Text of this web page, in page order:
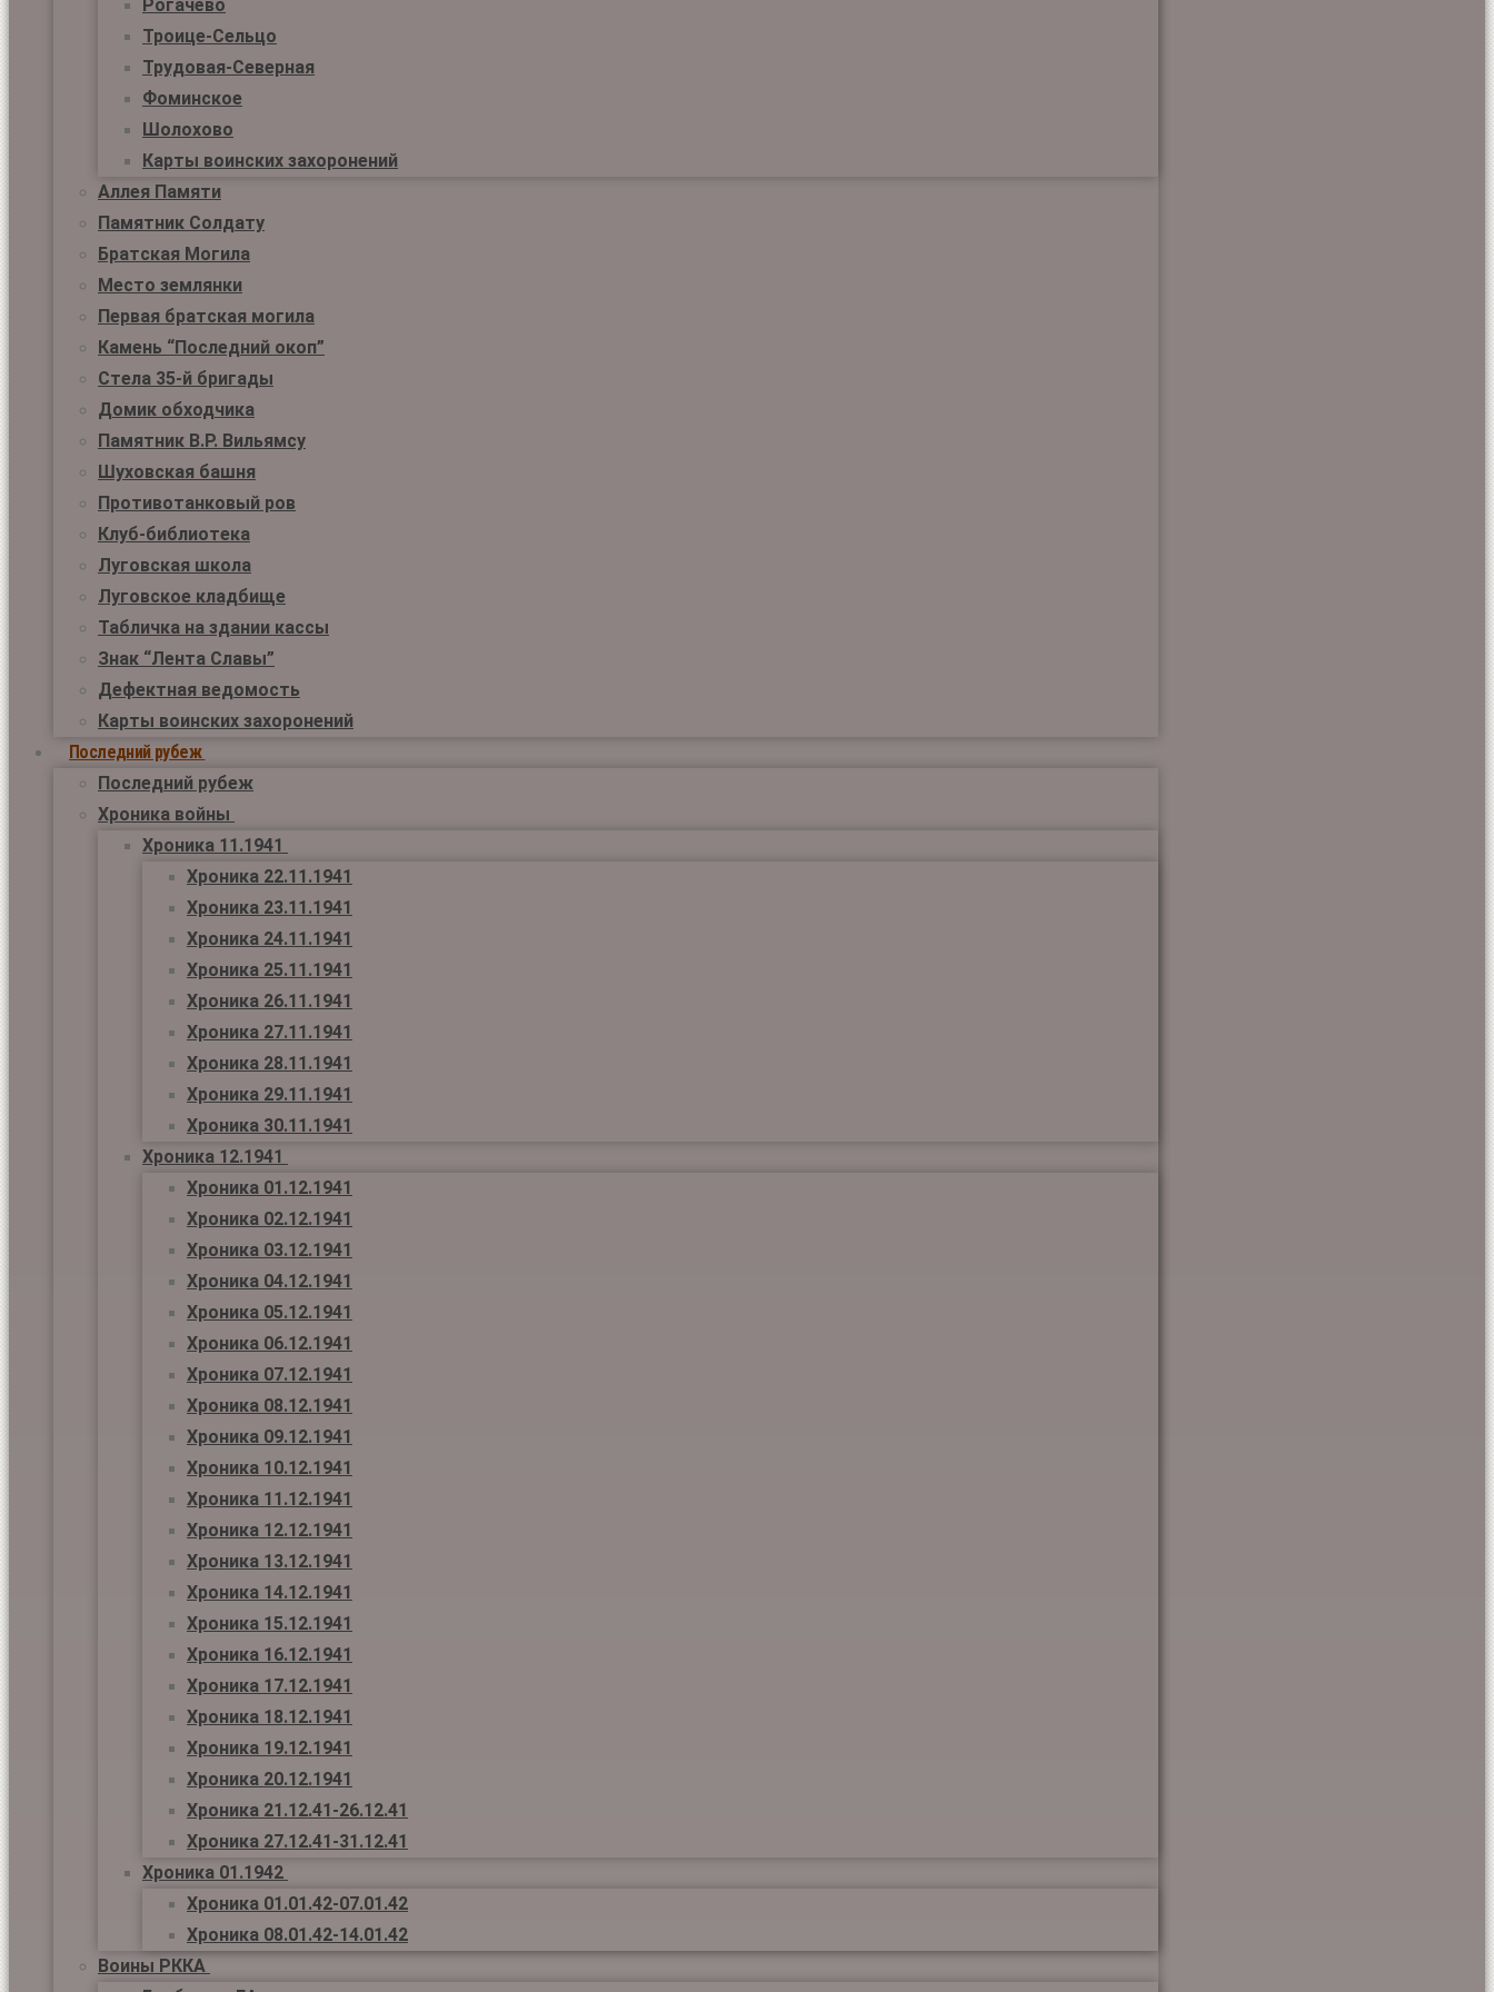
Рогачёво
Троице-Сельцо
Трудовая-Северная
Фоминское
Шолохово
Карты воинских захоронений
Аллея Памяти
Памятник Солдату
Братская Могила
Место землянки
Первая братская могила
Камень “Последний окоп”
Стела 35-й бригады
Домик обходчика
Памятник В.Р. Вильямсу
Шуховская башня
Противотанковый ров
Клуб-библиотека
Луговская школа
Луговское кладбище
Табличка на здании кассы
Знак “Лента Славы”
Дефектная ведомость
Карты воинских захоронений
Последний рубеж
Последний рубеж
Хроника войны
Хроника 11.1941
Хроника 22.11.1941
Хроника 23.11.1941
Хроника 24.11.1941
Хроника 25.11.1941
Хроника 26.11.1941
Хроника 27.11.1941
Хроника 28.11.1941
Хроника 29.11.1941
Хроника 30.11.1941
Хроника 12.1941
Хроника 01.12.1941
Хроника 02.12.1941
Хроника 03.12.1941
Хроника 04.12.1941
Хроника 05.12.1941
Хроника 06.12.1941
Хроника 07.12.1941
Хроника 08.12.1941
Хроника 09.12.1941
Хроника 10.12.1941
Хроника 11.12.1941
Хроника 12.12.1941
Хроника 13.12.1941
Хроника 14.12.1941
Хроника 15.12.1941
Хроника 16.12.1941
Хроника 17.12.1941
Хроника 18.12.1941
Хроника 19.12.1941
Хроника 20.12.1941
Хроника 21.12.41-26.12.41
Хроника 27.12.41-31.12.41
Хроника 01.1942
Хроника 01.01.42-07.01.42
Хроника 08.01.42-14.01.42
Воины РККА